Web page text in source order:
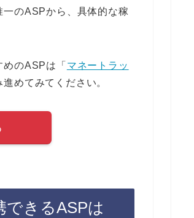
のASPから、具体的な稼
のASPは「 マネートラッ
めてみてください。
きるASPは